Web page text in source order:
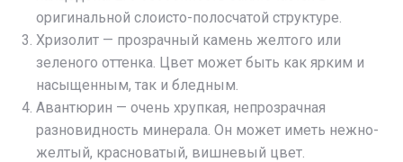
оригинальной слоисто-полосчатой структуре.
Хризолит — прозрачный камень желтого или
зеленого оттенка. Цвет может быть как ярким и
насыщенным, так и бледным.
Авантюрин — очень хрупкая, непрозрачная
разновидность минерала. Он может иметь нежно-
желтый, красноватый, вишневый цвет.